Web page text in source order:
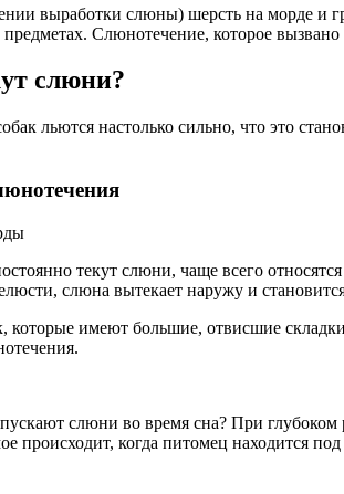
выработки слюны) шерсть на морде и
Слюнотечение, которое
слюни?
льются настолько сильно, что это
текут слюни, чаще всего
слюна вытекает наружу и
которые имеют большие, отвисшие
слюни во время сна? При глубоком
происходит, когда питомец находится под